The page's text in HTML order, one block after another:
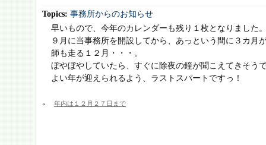
Topics: 事務所からのお知らせ
早いもので、今年のカレンダーも残り１枚となりました
９月に当事務所を開設してから、あっという間に３カ月
師も走る１２月・・・。
ぼやぼやしていたら、すぐに除夜の鐘が聞こえてきそう
よい年が迎えられるよう、ラストスパートですっ！
« 年内は１２月２７日まで